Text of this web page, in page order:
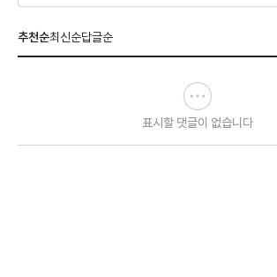
추천순최신순답글순
표시할 댓글이 없습니다